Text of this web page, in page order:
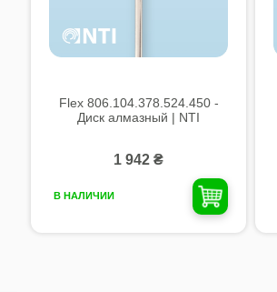
Flex 806.104.378.524.450 -
Диск алмазный | NTI
1 942 ₴
В НАЛИЧИИ